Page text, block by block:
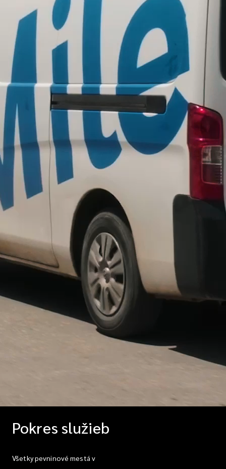
Pokres služieb
Všetky pevninové mestá v